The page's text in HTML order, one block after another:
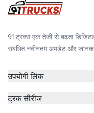
91ट्रक्स एक तेजी से बढ़ता डिजिटल
संबंधित नवीनतम अपडेट और
उपयोगी लिंक
ट्रक सीरीज